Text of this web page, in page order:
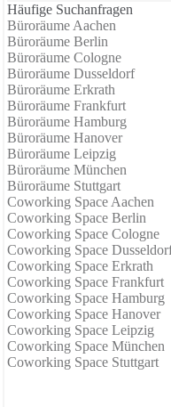
Häufige Suchanfragen
Büroräume Aachen
Büroräume Berlin
Büroräume Cologne
Büroräume Dusseldorf
Büroräume Erkrath
Büroräume Frankfurt
Büroräume Hamburg
Büroräume Hanover
Büroräume Leipzig
Büroräume München
Büroräume Stuttgart
Coworking Space Aachen
Coworking Space Berlin
Coworking Space Cologne
Coworking Space
Coworking Space Erkrath
Coworking Space Frankfurt
Coworking Space Hamburg
Coworking Space Hanover
Coworking Space Leipzig
Coworking Space München
Coworking Space Stuttgart